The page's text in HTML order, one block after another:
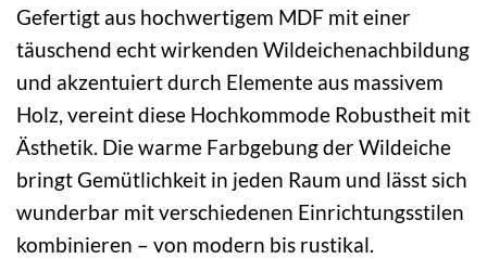
Gefertigt aus hochwertigem MDF mit einer
täuschend echt wirkenden Wildeichenachbildung
und akzentuiert durch Elemente aus massivem
Holz, vereint diese Hochkommode Robustheit mit
Ästhetik. Die warme Farbgebung der Wildeiche
bringt Gemütlichkeit in jeden Raum und lässt sich
wunderbar mit verschiedenen Einrichtungsstilen
kombinieren – von modern bis rustikal.